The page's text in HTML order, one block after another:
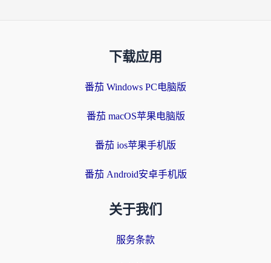
下载应用
番茄 Windows PC电脑版
番茄 macOS苹果电脑版
番茄 ios苹果手机版
番茄 Android安卓手机版
关于我们
服务条款